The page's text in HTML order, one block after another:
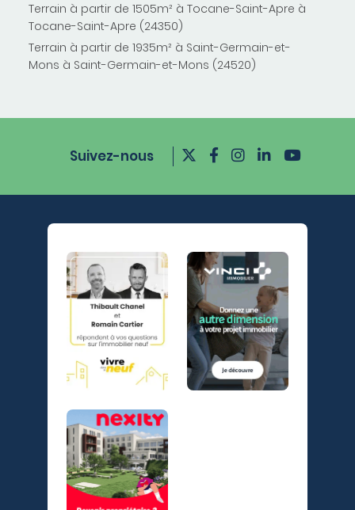
Terrain à partir de 1505m² à Tocane-Saint-Apre à
Tocane-Saint-Apre (24350)
Terrain à partir de 1935m² à Saint-Germain-et-
Mons à Saint-Germain-et-Mons (24520)
Suivez-nous